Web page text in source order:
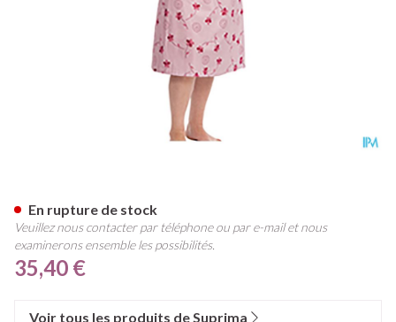
35,40 €
En rupture de stock
Veuillez nous contacter par téléphone ou par e-mail et nous
examinerons ensemble les possibilités.
Voir tous les produits de Suprima